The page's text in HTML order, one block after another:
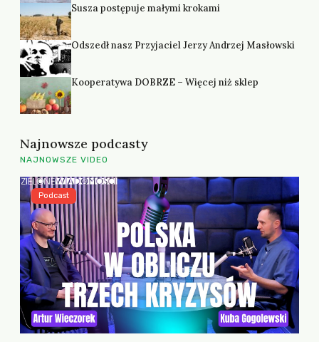
Susza postępuje małymi krokami
Odszedł nasz Przyjaciel Jerzy Andrzej Masłowski
Kooperatywa DOBRZE – Więcej niż sklep
Najnowsze podcasty
NAJNOWSZE VIDEO
Podcast